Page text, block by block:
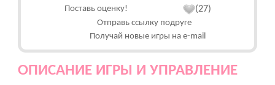
Поставь оценку! (27)
Отправь ссылку подруге
Получай новые игры на e-mail
ОПИСАНИЕ ИГРЫ И УПРАВЛЕНИЕ